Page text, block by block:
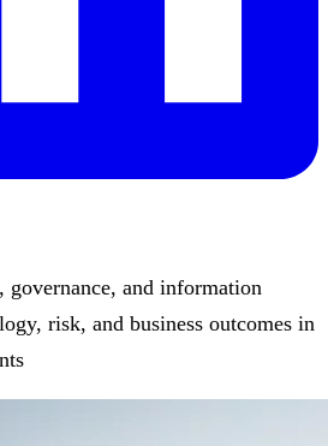
governance, and information
risk, and business outcomes in